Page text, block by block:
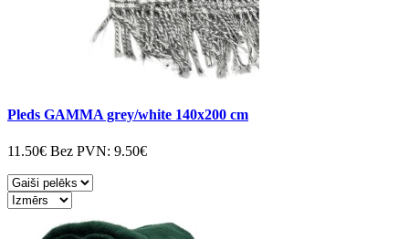
Pleds GAMMA grey/white 140x200 cm
11.50€ Bez PVN: 9.50€